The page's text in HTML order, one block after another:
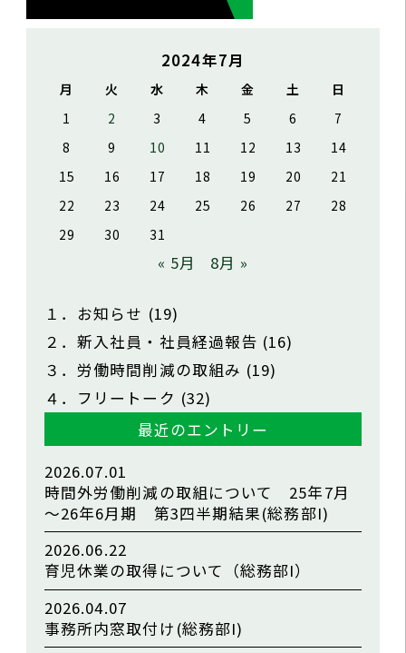
2024年7月
月 火 水 木 金 土
日
1
2 3 4 5 6
7
8
9 10 11 12 13
14
15
16 17 18 19 20
21
22
23 24 25 26 27
28
29
30 31
« 5月 8月 »
１．お知らせ (19)
２．新入社員・社員経過報告 (16)
３．労働時間削減の取組み (19)
４．フリートーク (32)
最近のエントリー
2026.07.01
時間外労働削減の取組について 25年7月
～26年6月期 第3四半期結果(総務部I)
2026.06.22
育児休業の取得について（総務部I）
2026.04.07
事務所内窓取付け(総務部I)